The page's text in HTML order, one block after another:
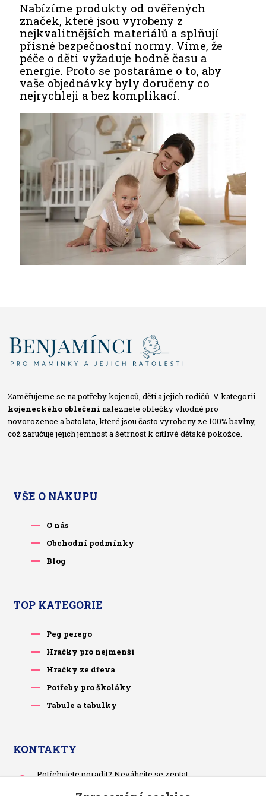
Nabízíme produkty od ověřených
značek, které jsou vyrobeny z
nejkvalitnějších materiálů a splňují
přísné bezpečnostní normy. Víme, že
péče o děti vyžaduje hodně času a
energie. Proto se postaráme o to, aby
vaše objednávky byly doručeny co
nejrychleji a bez komplikací.
Zaměřujeme se na potřeby kojenců, dětí a jejich rodičů. V kategorii
kojeneckého oblečení naleznete oblečky vhodné pro
novorozence a batolata, které jsou často vyrobeny ze 100% bavlny,
což zaručuje jejich jemnost a šetrnost k citlivé dětské pokožce.
VŠE O NÁKUPU
O nás
Obchodní podmínky
Blog
TOP KATEGORIE
Peg perego
Hračky pro nejmenší
Hračky ze dřeva
Potřeby pro školáky
Tabule a tabulky
KONTAKTY
Potřebujete poradit? Neváhejte se zeptat.